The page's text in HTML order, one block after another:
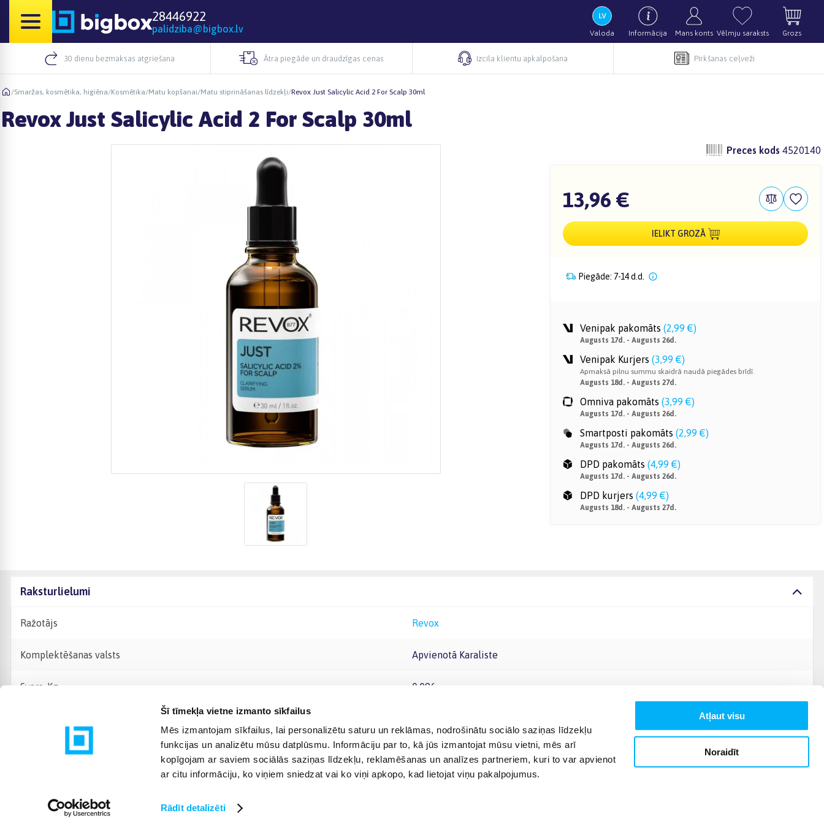
Šī tīmekļa vietne izmanto sīkfailus
Mēs izmantojam sīkfailus, lai personalizētu saturu un reklāmas, nodrošinātu sociālo saziņas līdzekļu
funkcijas un analizētu mūsu datplūsmu. Informāciju par to, kā jūs izmantojat mūsu vietni, mēs arī
kopīgojam ar saviem sociālās saziņas līdzekļu, reklamēšanas un analīzes partneriem, kuri to var apvienot
ar citu informāciju, ko viņiem sniedzat vai ko viņi apkopo, kad lietojat viņu pakalpojumus.
Rādīt detalizēti
Atļaut visu
Noraidīt
28446922
palidziba@bigbox.lv Valoda Informācija Mans konts Vēlmju saraksts Grozs
30 dienu bezmaksas atgriešana Ātra piegāde un draudzīgas cenas Izcila klientu apkalpošana Pirkšanas ceļveži
/Smaržas, kosmētika, higiēna/Kosmētika/Matu kopšanai/Matu stiprināšanas līdzekļi/Revox Just Salicylic Acid 2 For Scalp 30ml
Revox Just Salicylic Acid 2 For Scalp 30ml
Preces kods 4520140
13,96 €
IELIKT GROZĀ
Piegāde: 7-14 d.d.
Venipak pakomāts (2,99 €)
Augusts 17d. - Augusts 26d.
Venipak Kurjers (3,99 €)
Apmaksā pilnu summu skaidrā naudā piegādes brīdī.
Augusts 18d. - Augusts 27d.
Omniva pakomāts (3,99 €)
Augusts 17d. - Augusts 26d.
Smartposti pakomāts (2,99 €)
Augusts 17d. - Augusts 26d.
DPD pakomāts (4,99 €)
Augusts 17d. - Augusts 26d.
DPD kurjers (4,99 €)
Augusts 18d. - Augusts 27d.
Raksturlielumi
Ražotājs Revox
Komplektēšanas valsts Apvienotā Karaliste
Svars, Kg 0.096